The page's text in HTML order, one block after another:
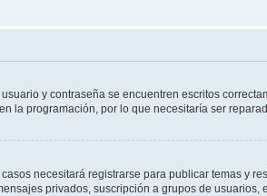
y contraseña se encuentren escritos
la programación, por lo que necesitaría ser
necesitará registrarse para publicar temas y
privados, suscripción a grupos de usuarios,